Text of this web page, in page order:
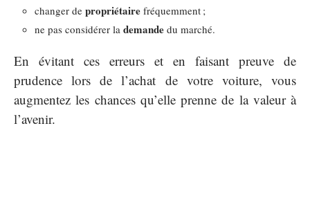
changer de propriétaire fréquemment ;
ne pas considérer la demande du marché.
En évitant ces erreurs et en faisant preuve de
prudence lors de l’achat de votre voiture, vous
augmentez les chances qu’elle prenne de la valeur à
l’avenir.